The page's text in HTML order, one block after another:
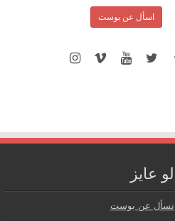
اسأل عن بوست
لو عايز
تسأل عن بوست